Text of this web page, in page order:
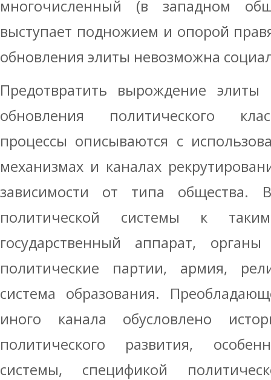
многочисленный (в западном
выступает подножием и опорой
обновления элиты невозможна
Предотвратить вырождение элиты
обновления политического
процессы описываются с
механизмах и каналах
зависимости от типа общества.
политической системы к
государственный аппарат,
политические партии, армия,
система образования.
иного канала обусловлено
политического развития,
системы, спецификой